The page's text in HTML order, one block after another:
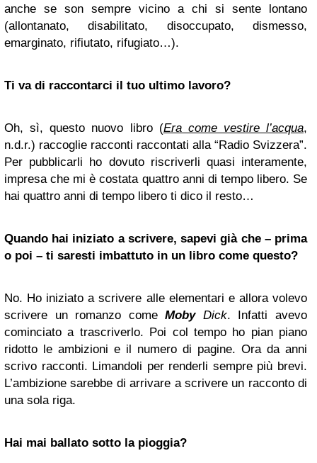
anche se son sempre vicino a chi si sente lontano
(allontanato, disabilitato, disoccupato, dismesso,
emarginato, rifiutato, rifugiato…).
Ti va di raccontarci il tuo ultimo lavoro?
Oh, sì, questo nuovo libro (Era come vestire l’acqua,
n.d.r.) raccoglie racconti raccontati alla “Radio Svizzera”.
Per pubblicarli ho dovuto riscriverli quasi interamente,
impresa che mi è costata quattro anni di tempo libero. Se
hai quattro anni di tempo libero ti dico il resto…
Quando hai iniziato a scrivere, sapevi già che – prima
o poi – ti saresti imbattuto in un libro come questo?
No. Ho iniziato a scrivere alle elementari e allora volevo
scrivere un romanzo comeMobyDick. Infatti avevo
cominciato a trascriverlo. Poi col tempo ho pian piano
ridotto le ambizioni e il numero di pagine. Ora da anni
scrivo racconti. Limandoli per renderli sempre più brevi.
L’ambizione sarebbe di arrivare a scrivere un racconto di
una sola riga.
Hai mai ballato sotto la pioggia?